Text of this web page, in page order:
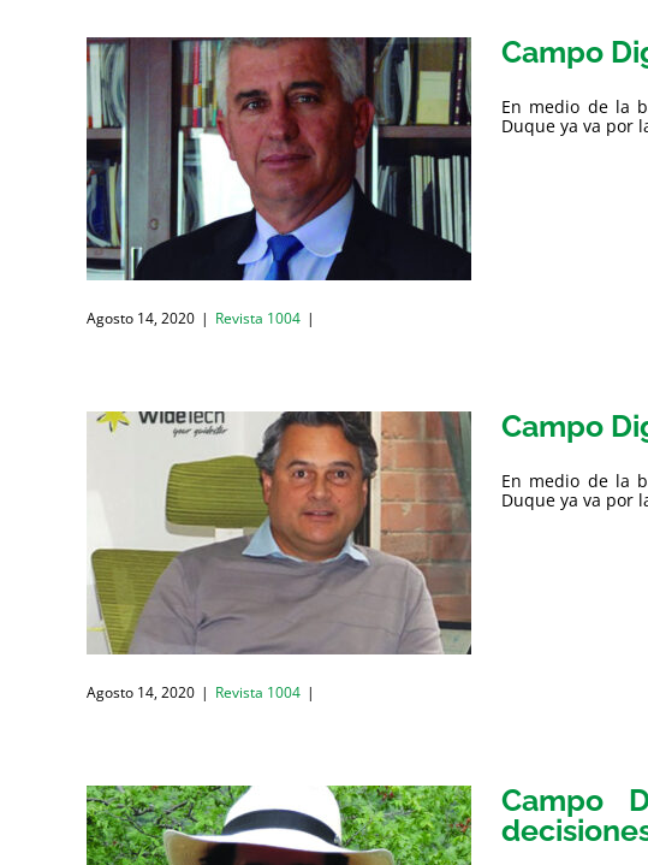
Campo
En medio de la
Duque ya va por
Agosto 14, 2020 | Revista 1004 |
Campo
En medio de la
Duque ya va por
Agosto 14, 2020 | Revista 1004 |
Campo